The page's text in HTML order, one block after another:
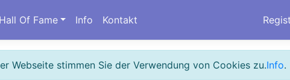
Hall Of Fame Info Kontakt
Webseite stimmen Sie der Verwendung von Cookies zu.Info.